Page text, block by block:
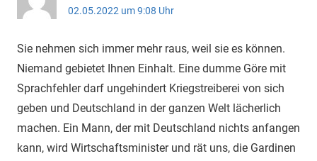
02.05.2022 um 9:08 Uhr
Sie nehmen sich immer mehr raus, weil sie es können.
Niemand gebietet Ihnen Einhalt. Eine dumme Göre mit
Sprachfehler darf ungehindert Kriegstreiberei von sich
geben und Deutschland in der ganzen Welt lächerlich
machen. Ein Mann, der mit Deutschland nichts anfangen
kann, wird Wirtschaftsminister und rät uns, die Gardinen